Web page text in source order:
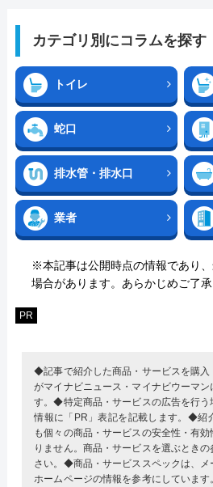
カテゴリ別にコラムを探す
トイレ
蛇口
排水管・排水口
業者
※本記事は公開時点の情報であり
場合があります。あらかじめご了承
PR
◆記事で紹介した商品・サービスを購入
がマイナビニュース・マイナビウーマ
す。◆特定商品・サービスの広告を行う
情報に「PR」表記を記載します。◆紹
も個々の商品・サービスの安全性・有
りません。商品・サービスを選ぶとき
さい。◆商品・サービススペックは、メ
ホームページの情報を参考にしていま